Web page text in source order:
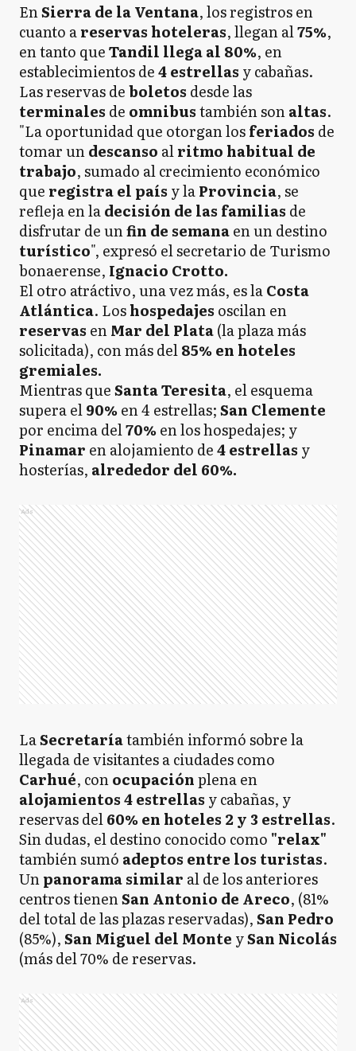
EnSierra de la Ventana, los registros en
cuanto areservas hoteleras, llegan al75%,
en tanto queTandil llega al 80%, en
establecimientos de4 estrellas y cabañas.
Las reservas deboletos desde las
terminales de omnibustambién sonaltas.
"La oportunidad que otorgan losferiados de
tomar undescanso alritmo habitual de
trabajo, sumado al crecimiento económico
que registra el país y laProvincia, se
refleja en ladecisión de las familias de
disfrutar de unfin de semanaen un destino
turístico", expresó el secretario de Turismo
bonaerense, Ignacio Crotto.
El otro atráctivo, una vez más, es laCosta
Atlántica. Loshospedajes oscilan en
reservas enMar del Plata(la plaza más
solicitada), con más del85% en hoteles
gremiales.
Mientras queSanta Teresita, el esquema
supera el90%en 4 estrellas;San Clemente
por encima del70%en los hospedajes; y
Pinamar en alojamiento de4 estrellas y
hosterías, alrededor del 60%.
Ads
LaSecretaríatambién informó sobre la
llegada de visitantes a ciudades como
Carhué, conocupaciónplena en
alojamientos 4 estrellas y cabañas, y
reservas del60% en hoteles 2 y 3 estrellas.
Sin dudas, el destino conocido como "relax"
también sumó adeptos entre los turistas.
Unpanorama similar al de los anteriores
centros tienenSan Antonio de Areco, (81%
del total de las plazas reservadas),San Pedro
(85%),San Miguel del Monte ySan Nicolás
(más del 70% de reservas.
Ads